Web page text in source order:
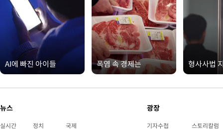
AI에 빠진 아이들 폭염 속 경제는 형사사법
뉴스
실시간 정치 국제
광장
기자수첩 스토리칼럼